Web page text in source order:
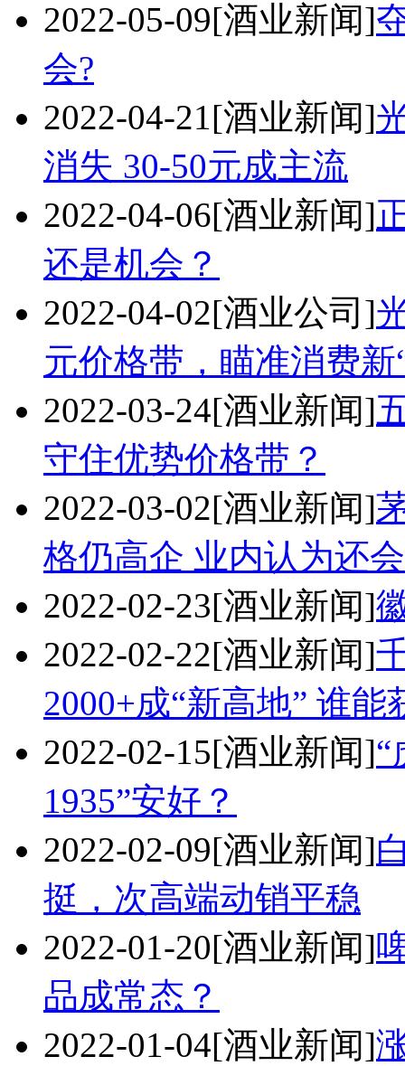
2022-05-09[酒业新闻]
会?
2022-04-21[酒业新闻]
消失 30-50元成主流
2022-04-06[酒业新闻]
还是机会？
2022-04-02[酒业公司]
元价格带，瞄准消费新
2022-03-24[酒业新闻]
守住优势价格带？
2022-03-02[酒业新闻]
格仍高企 业内认为还会
2022-02-23[酒业新闻]
2022-02-22[酒业新闻]
2000+成“新高地” 谁能
2022-02-15[酒业新闻]“
1935”安好？
2022-02-09[酒业新闻]
挺，次高端动销平稳
2022-01-20[酒业新闻]
品成常态？
2022-01-04[酒业新闻]